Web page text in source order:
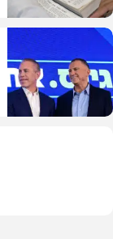
בית המדרש